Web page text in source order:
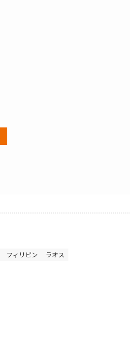
フィリピン ラオス